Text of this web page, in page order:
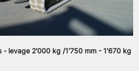
- levage 2'000 kg /1'750 mm - 1'670 kg